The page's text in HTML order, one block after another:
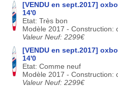
[VENDU en sept.2017]
14'0
Etat: Très bon
Modèle 2017 - Construction:
Valeur Neuf: 2299€
[VENDU en sept.2017]
14'0
Etat: Comme neuf
Modèle 2017 - Construction:
Valeur Neuf: 2299€